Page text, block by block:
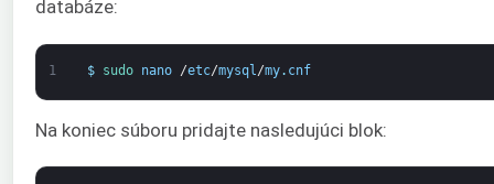
databáze:
1 $ sudo nano /etc/mysql /my. cnf
Na koniec súboru pridajte nasledujúci blok: